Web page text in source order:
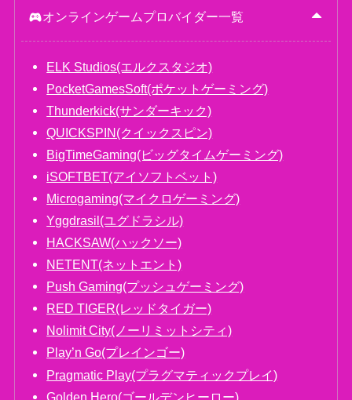
オンラインゲームプロバイダー一覧
ELK Studios(エルクスタジオ)
PocketGamesSoft(ポケットゲーミング)
Thunderkick(サンダーキック)
QUICKSPIN(クイックスピン)
BigTimeGaming(ビッグタイムゲーミング)
iSOFTBET(アイソフトベット)
Microgaming(マイクロゲーミング)
Yggdrasil(ユグドラシル)
HACKSAW(ハックソー)
NETENT(ネットエント)
Push Gaming(プッシュゲーミング)
RED TIGER(レッドタイガー)
Nolimit City(ノーリミットシティ)
Play’n Go(プレインゴー)
Pragmatic Play(プラグマティックプレイ)
Golden Hero(ゴールデンヒーロー)